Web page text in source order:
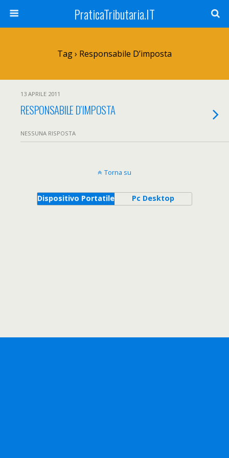
PraticaTributaria.IT
Tag › Responsabile D’imposta
13 APRILE 2011
RESPONSABILE D’IMPOSTA
NESSUNA RISPOSTA
Torna su
Dispositivo Portatile Pc Desktop